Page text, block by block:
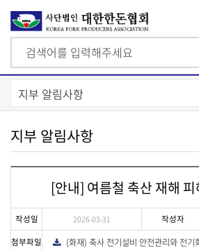
상
단
모
바
일
뉴
지부 알림사항
[안내] 여름철 축산 재해
작성일 2026-03-31 작성자
첨부파일
다(화재) 축사 전기설비 안전관리와 전